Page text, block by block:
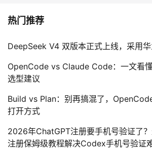
热门推荐
DeepSeek V4 双版本正式上线，采用
OpenCode vs Claude Code：一文看
选型建议
Build vs Plan：别再搞混了，
打开方式
2026年ChatGPT注册要手机号验证了
注册保姆级教程解决Codex手机号验证